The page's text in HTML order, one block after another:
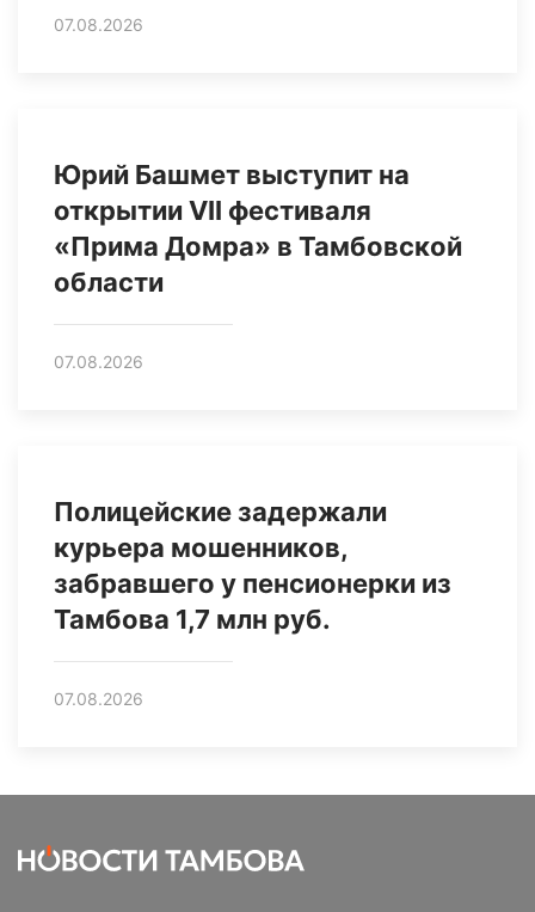
07.08.2026
Юрий Башмет выступит на
открытии VII фестиваля
«Прима Домра» в Тамбовской
области
07.08.2026
Полицейские задержали
курьера мошенников,
забравшего у пенсионерки из
Тамбова 1,7 млн руб.
07.08.2026